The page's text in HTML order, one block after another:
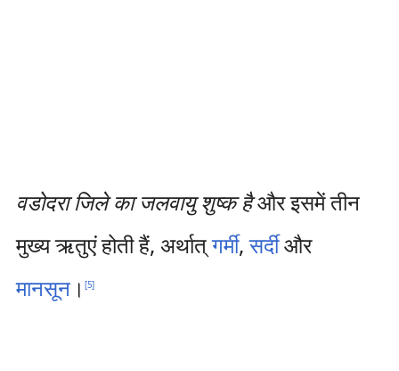
वडोदरा जिले का जलवायु शुष्क हैऔर इसमें तीन
मुख्य ऋतुएं होती हैं, अर्थात्गर्मी,सर्दीऔर
मानसून। [5]